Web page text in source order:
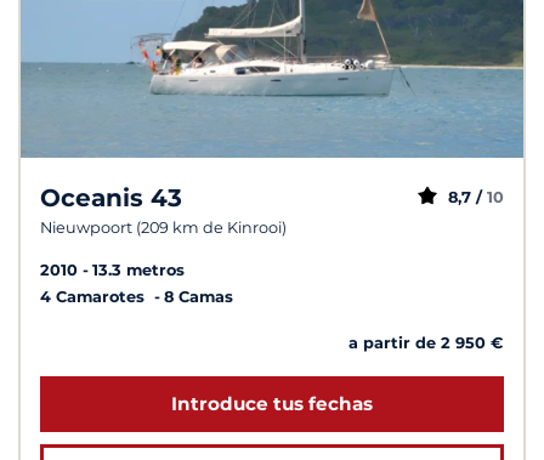
Oceanis 43
Nieuwpoort (209 km de Kinrooi)
8,7 / 10
2010
13.3 metros
4 Camarotes
8 Camas
a partir de 2 950 €
Introduce tus fechas